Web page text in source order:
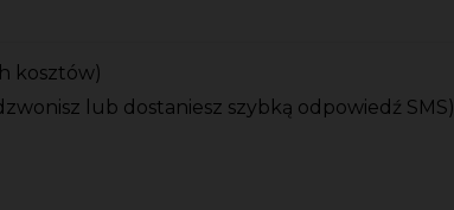
kosztów)
lub dostaniesz szybką odpowiedź SMS)